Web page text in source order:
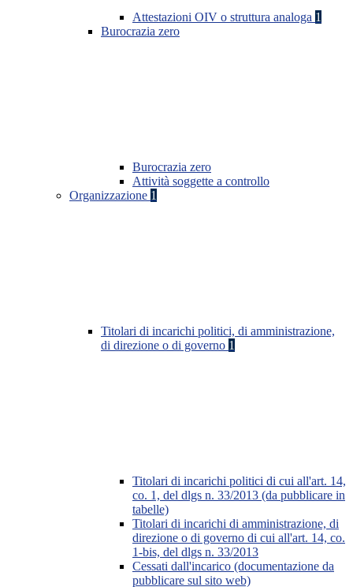
Attestazioni OIV o struttura analoga 1
Burocrazia zero
Burocrazia zero
Attività soggette a controllo
Organizzazione 1
Titolari di incarichi politici, di amministrazione,
di direzione o di governo 1
Titolari di incarichi politici di cui all'art. 14,
co. 1, del dlgs n. 33/2013 (da pubblicare in
tabelle)
Titolari di incarichi di amministrazione, di
direzione o di governo di cui all'art. 14, co.
1-bis, del dlgs n. 33/2013
Cessati dall'incarico (documentazione da
pubblicare sul sito web)